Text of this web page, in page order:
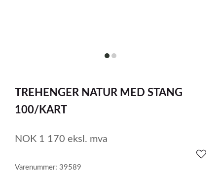
itemitem
2
TREHENGER NATUR MED STANG
100/KART
NOK 1 170 eksl. mva
Varenummer: 39589